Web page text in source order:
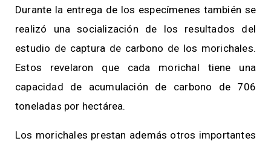
Durante la entrega de los especímenes también se
realizó una socialización de los resultados del
estudio de captura de carbono de los morichales.
Estos revelaron que cada morichal tiene una
capacidad de acumulación de carbono de 706
toneladas por hectárea.
Los morichales prestan además otros importantes